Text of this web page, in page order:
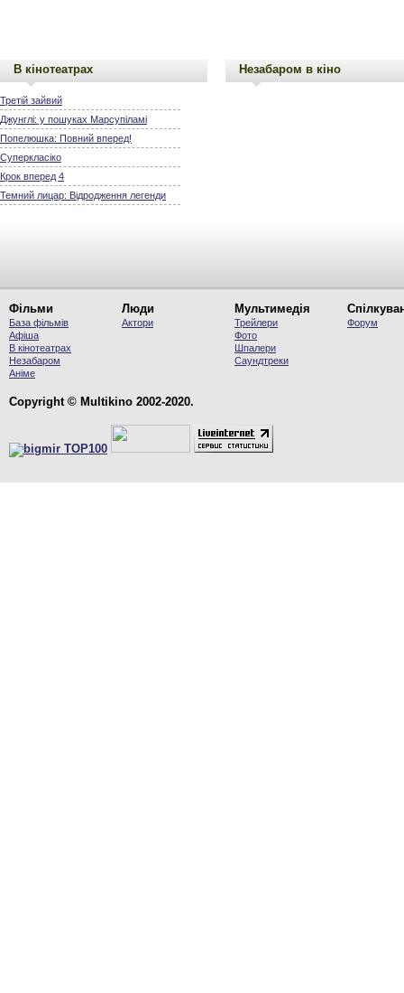
В кінотеатрах
Третій зайвий
Джунглі: у пошуках Марсупіламі
Попелюшка: Повний вперед!
Суперкласіко
Крок вперед 4
Темний лицар: Відродження легенди
Незабаром в кіно
Фільми
База фільмів
Афіша
В кінотеатрах
Незабаром
Аніме
Люди
Актори
Мультимедія
Трейлери
Фото
Шпалери
Саундтреки
Форум
Copyright © Multikino 2002-2020.